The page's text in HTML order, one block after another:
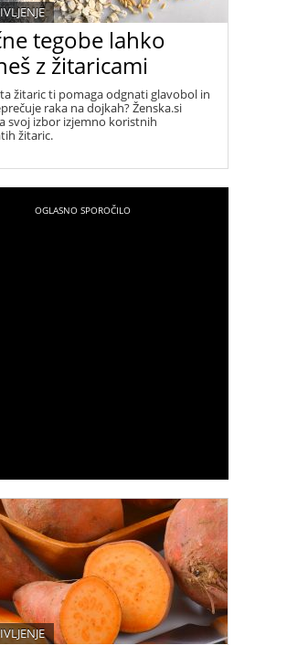
tegobe lahko
z žitaricami
žitaric ti pomaga odgnati glavobol in
raka na dojkah? Ženska.si
svoj izbor izjemno koristnih
žitaric.